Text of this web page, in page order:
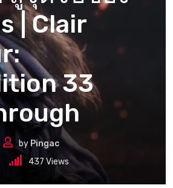
| Clair
33
by Pingac
437 Views